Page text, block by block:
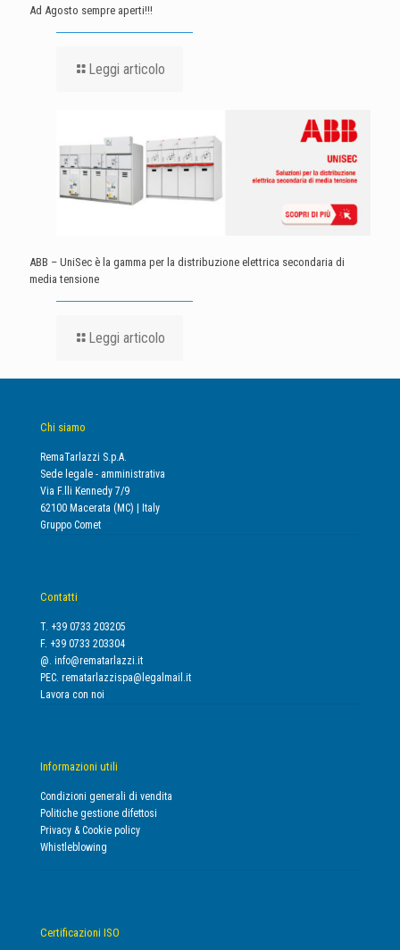
Ad Agosto sempre aperti!!!
Leggi articolo
ABB – UniSec è la gamma per la distribuzione elettrica secondaria di
media tensione
Leggi articolo
Chi siamo
RemaTarlazzi S.p.A.
Sede legale - amministrativa
Via F.lli Kennedy 7/9
62100 Macerata (MC) | Italy
Gruppo Comet
Contatti
T. +39 0733 203205
F. +39 0733 203304
@. info@rematarlazzi.it
PEC. rematarlazzispa@legalmail.it
Lavora con noi
Informazioni utili
Condizioni generali di vendita
Politiche gestione difettosi
Privacy & Cookie policy
Whistleblowing
Certificazioni ISO